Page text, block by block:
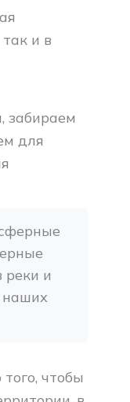
и в
забираем
для
реки и
наших
чтобы